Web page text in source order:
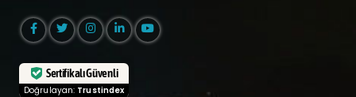
Sertifikalı Güvenli
Doğrulayan: Trustindex